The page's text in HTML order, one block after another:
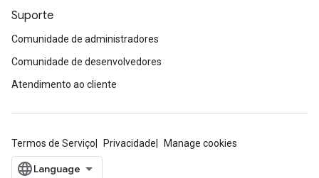
Suporte
Comunidade de administradores
Comunidade de desenvolvedores
Atendimento ao cliente
Termos de Serviço Privacidade Manage cookies